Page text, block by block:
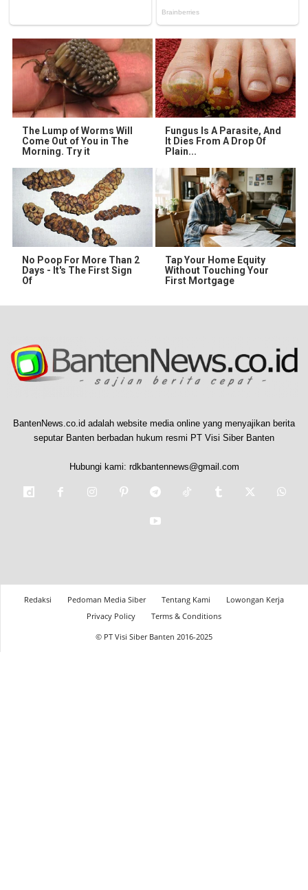
The Lump of Worms Will
Come Out of You in The
Morning. Try it
Fungus Is A Parasite, And
It Dies From A Drop Of
Plain...
No Poop For More Than 2
Days - It's The First Sign
Of
Tap Your Home Equity
Without Touching Your
First Mortgage
BantenNews.co.id adalah website media online yang menyajikan berita
seputar Banten berbadan hukum resmi PT Visi Siber Banten
Hubungi kami: rdkbantennews@gmail.com
Redaksi Pedoman Media Siber Tentang Kami
Lowongan Kerja
Privacy Policy
Terms & Conditions
© PT Visi Siber Banten 2016-2025